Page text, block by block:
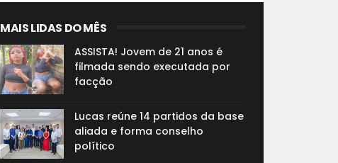
MAIS LIDAS DO MÊS
ASSISTA! Jovem de 21 anos é
filmada sendo executada por
facção
Lucas reúne 14 partidos da base
aliada e forma conselho
político